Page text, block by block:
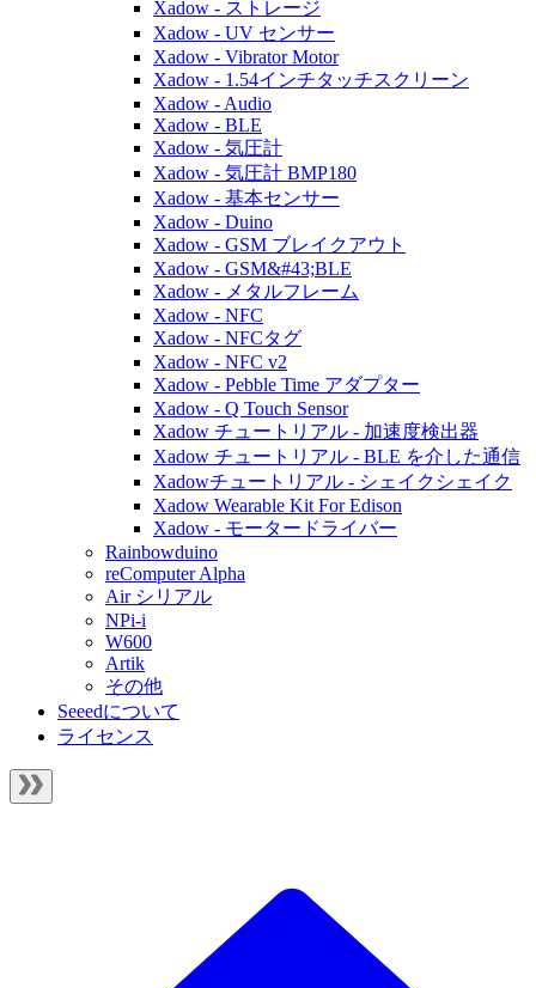
Xadow - ストレージ
Xadow - UV センサー
Xadow - Vibrator Motor
Xadow - 1.54インチタッチスクリーン
Xadow - Audio
Xadow - BLE
Xadow - 気圧計
Xadow - 気圧計 BMP180
Xadow - 基本センサー
Xadow - Duino
Xadow - GSM ブレイクアウト
Xadow - GSM&#43;BLE
Xadow - メタルフレーム
Xadow - NFC
Xadow - NFCタグ
Xadow - NFC v2
Xadow - Pebble Time アダプター
Xadow - Q Touch Sensor
Xadow チュートリアル - 加速度検出器
Xadow チュートリアル - BLE を介した通信
Xadowチュートリアル - シェイクシェイク
Xadow Wearable Kit For Edison
Xadow - モータードライバー
Rainbowduino
reComputer Alpha
Air シリアル
NPi-i
W600
Artik
その他
Seeedについて
ライセンス